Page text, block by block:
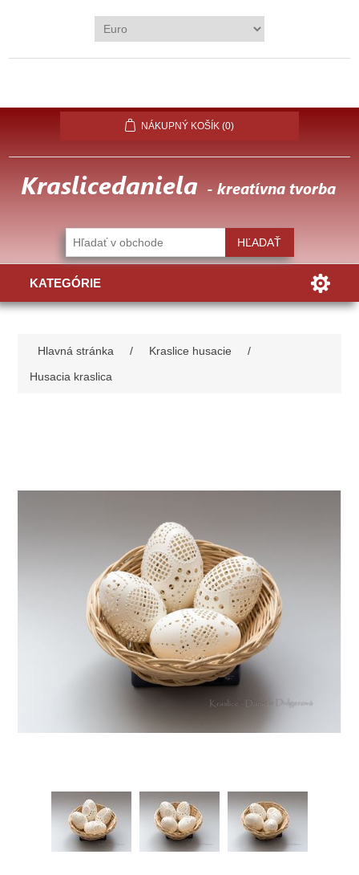
NÁKUPNÝ KOŠÍK (0)
KATEGÓRIE
Hlavná stránka / Kraslice husacie
/
Husacia kraslica